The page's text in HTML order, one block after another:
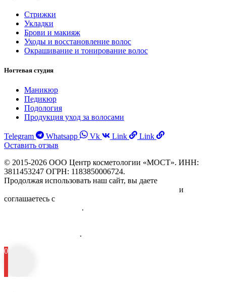
Стрижки
Укладки
Брови и макияж
Уходы и восстановление волос
Окрашивание и тонирование волос
Ногтевая студия
Маникюр
Педикюр
Подология
Продукция уход за волосами
Telegram Whatsapp Vk Link
Link
Оставить отзыв
© 2015-2026 ООО Центр косметологии «МОСТ». ИНН:
3811453247 ОГРН: 1183850006724.
Продолжая использовать наш сайт, вы даете
и
соглашаетесь с
.
.
0